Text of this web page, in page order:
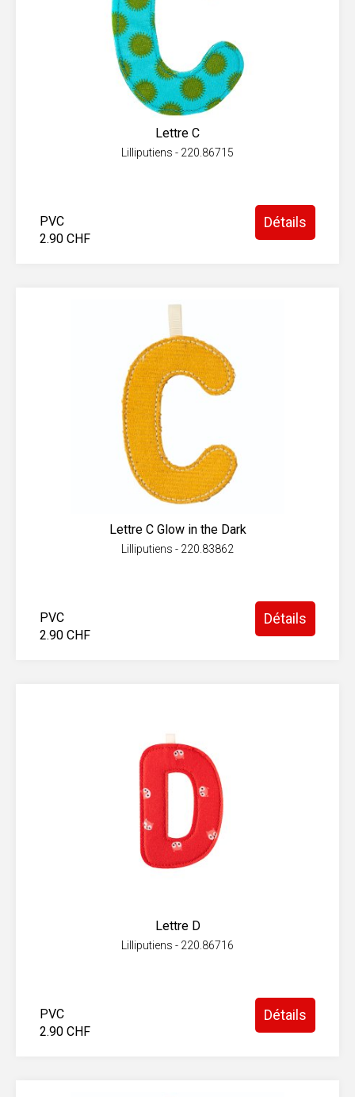
Lettre C
Lilliputiens - 220.86715
PVC
2.90 CHF
Détails
Lettre C Glow in the Dark
Lilliputiens - 220.83862
PVC
2.90 CHF
Détails
Lettre D
Lilliputiens - 220.86716
PVC
2.90 CHF
Détails